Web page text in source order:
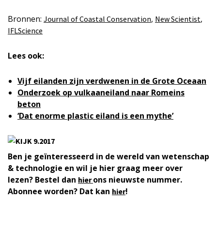
Bronnen: Journal of Coastal Conservation, New Scientist,
IFLScience
Lees ook:
Vijf eilanden zijn verdwenen in de Grote Oceaan
Onderzoek op vulkaaneiland naar Romeins
beton
‘Dat enorme plastic eiland is een mythe’
Ben je geïnteresseerd in de wereld van wetenschap
& technologie en wil je hier graag meer over
lezen? Bestel dan hierons nieuwste nummer.
Abonnee worden? Dat kan hier!